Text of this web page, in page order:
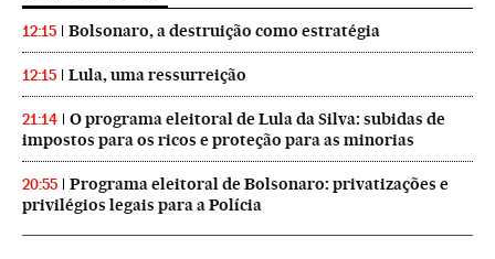
12:15 Bolsonaro, a destruição como estratégia
12:15 Lula, uma ressurreição
21:14
O programa eleitoral de Lula da Silva: subidas de
impostos para os ricos e proteção para as minorias
20:55
Programa eleitoral de Bolsonaro: privatizações e
privilégios legais para a Polícia